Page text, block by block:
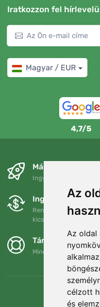
Az
Az oldal
célzott
és
Iratkozzon fel
Magyar / EUR
4,7/5
Másnapra és
Ingyenes szállítás a
Ingyenes csere
Rendelését 90 napon
kicserélheti.
Támogatjuk a
Minden